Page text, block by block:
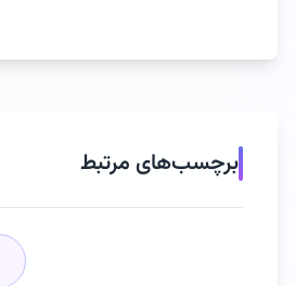
برچسب‌های مرتبط